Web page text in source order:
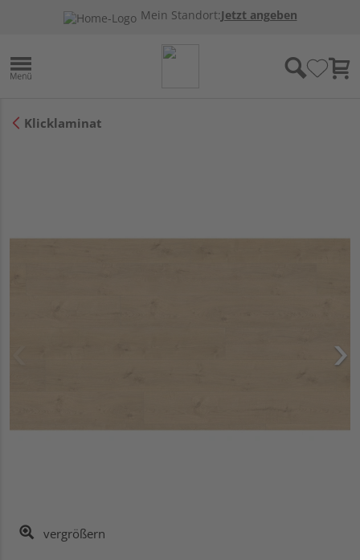
Mein Standort:Jetzt angeben
Klicklaminat
vergrößern